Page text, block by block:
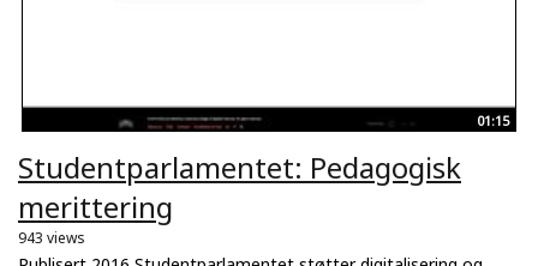
01:15
Studentparlamentet: Pedagogisk
merittering
943 views